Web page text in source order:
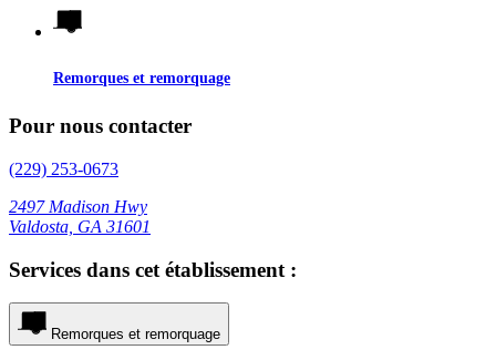
Remorques et remorquage
Pour nous contacter
(229) 253-0673
2497 Madison Hwy
Valdosta, GA 31601
Services dans cet établissement :
Remorques et remorquage